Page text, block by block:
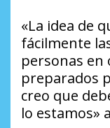
«La idea de
fácilmente
personas en
preparados
creo que
lo estamos»